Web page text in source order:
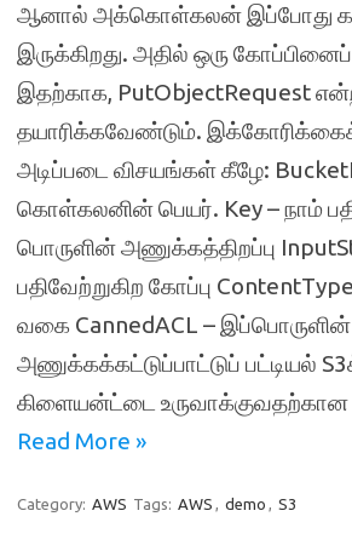
ஆனால் அக்கொள்கலன் இப்போது
இருக்கிறது. அதில் ஒரு
இதற்காக, PutObjectRequest
தயாரிக்கவேண்டும்.
அடிப்படை விசயங்கள் கீழே:
கொள்கலனின் பெயர். Key – நாம்
பொருளின் அணுக்கத்திறப்பு
பதிவேற்றுகிற கோப்பு
வகை CannedACL – இப்பொருளின்
அணுக்கக்கட்டுப்பாட்டுப் பட்டியல்
கிளையன்ட்டை உருவாக்குவதற்கான
Read More »
Category: AWS Tags: AWS , demo , S3